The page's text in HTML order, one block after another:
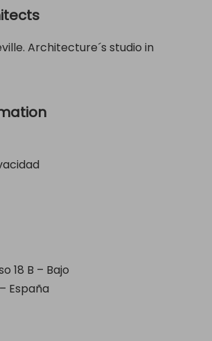
Architecture´s studio in
18 B – Bajo
España